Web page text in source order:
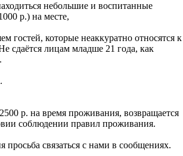
небольшие и воспитанные
р.) на месте,
гостей, которые неаккуратно относятся к
сдаётся лицам младше 21 года, как
р. на время проживания, возвращается
соблюдении правил проживания.
просьба связаться с нами в сообщениях.